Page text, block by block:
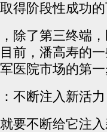
得阶段性成功
了第三终端，
前，潘高寿的
医院市场的第
注入新活力
不断给它注入